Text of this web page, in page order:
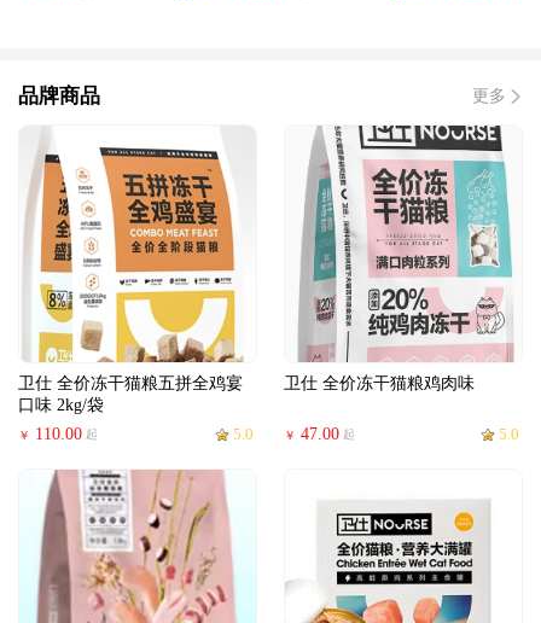
品牌商品 更多
卫仕 全价冻干猫粮五拼全鸡宴
口味 2kg/袋
￥ 110.00 起 5.0
卫仕 全价冻干猫粮鸡肉味
￥ 47.00 起 5.0